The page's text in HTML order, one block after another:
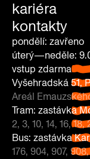
kariéra
kontakty
pondělí: zavřeno
úterý—neděle:
vstup zdarma
Vyšehradská 51,
Areál
Tram: zastávka
2, 3, 10, 14, 16,
Bus: zastávka
176, 904, 907,